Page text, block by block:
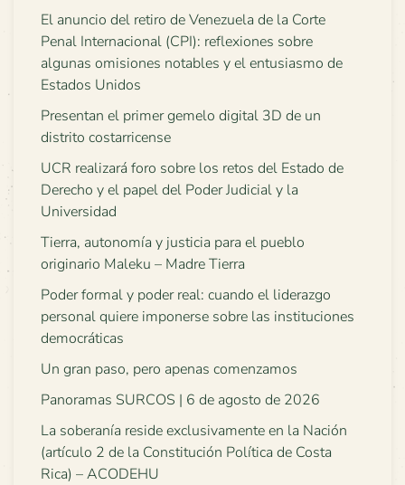
El anuncio del retiro de Venezuela de la Corte
Penal Internacional (CPI): reflexiones sobre
algunas omisiones notables y el entusiasmo de
Estados Unidos
Presentan el primer gemelo digital 3D de un
distrito costarricense
UCR realizará foro sobre los retos del Estado de
Derecho y el papel del Poder Judicial y la
Universidad
Tierra, autonomía y justicia para el pueblo
originario Maleku – Madre Tierra
Poder formal y poder real: cuando el liderazgo
personal quiere imponerse sobre las instituciones
democráticas
Un gran paso, pero apenas comenzamos
Panoramas SURCOS | 6 de agosto de 2026
La soberanía reside exclusivamente en la Nación
(artículo 2 de la Constitución Política de Costa
Rica) – ACODEHU